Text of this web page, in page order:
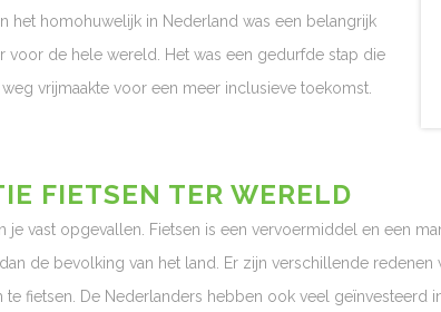
het homohuwelijk in Nederland was een belangrijk
de hele wereld. Het was een gedurfde stap die
vrijmaakte voor een meer inclusieve toekomst.
FIETSEN TER WERELD
vast opgevallen. Fietsen is een vervoermiddel en een
de bevolking van het land. Er zijn verschillende
fietsen. De Nederlanders hebben ook veel geïnvesteerd